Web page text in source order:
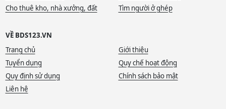
Cho thuê kho, nhà xưởng, đất
Tìm người ở ghép
VỀ BDS123.VN
Trang chủ
Giới thiệu
Tuyển dụng
Quy chế hoạt động
Quy định sử dụng
Chính sách bảo mật
Liên hệ